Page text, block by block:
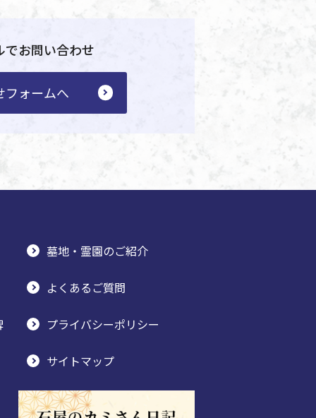
でお問い合わせ
フォームへ
墓地・霊園のご紹介
よくあるご質問
プライバシーポリシー
サイトマップ